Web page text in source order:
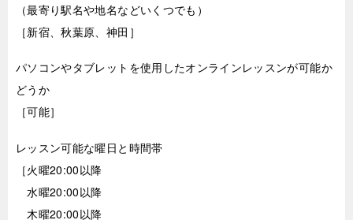
（最寄り駅名や地名などいくつでも）
［新宿、秋葉原、神田］
パソコンやタブレットを使用したオンラインレッスンが可能か
どうか
［可能］
レッスン可能な曜日と時間帯
［火曜20:00以降
水曜20:00以降
木曜20:00以降